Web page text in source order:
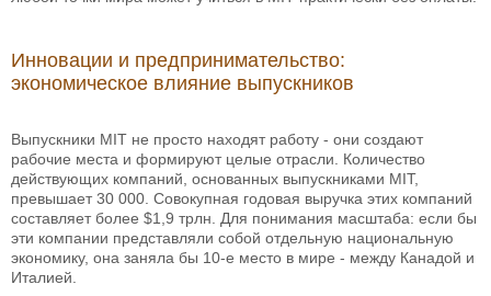
Инновации и предпринимательство:
экономическое влияние выпускников
Выпускники MIT не просто находят работу - они создают
рабочие места и формируют целые отрасли. Количество
действующих компаний, основанных выпускниками MIT,
превышает 30 000. Совокупная годовая выручка этих компаний
составляет более $1,9 трлн. Для понимания масштаба: если бы
эти компании представляли собой отдельную национальную
экономику, она заняла бы 10-е место в мире - между Канадой и
Италией.